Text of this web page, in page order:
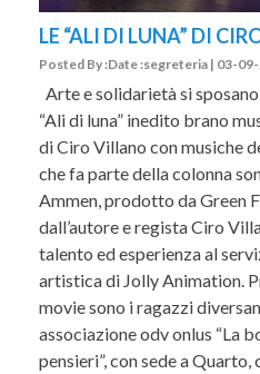
LE “ALI DI LUNA” DI
Posted By :Date :segreteria | 03-
Arte e solidarietà si
“Ali di luna” inedito brano
di Ciro Villano con musiche
che fa parte della colonna
Ammen, prodotto da Green
dall’autore e regista Ciro
talento ed esperienza al
artistica di Jolly Animation.
movie sono i ragazzi
associazione odv onlus “La
pensieri”, con sede a Quarto,